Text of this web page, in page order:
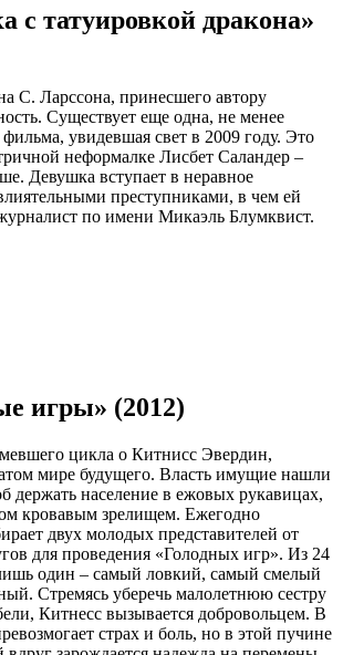
с татуировкой дракона»
С. Ларссона, принесшего автору
Существует еще одна, не менее
увидевшая свет в 2009 году. Это
неформалке Лисбет Саландер –
Девушка вступает в неравное
преступниками, в чем ей
по имени Микаэль Блумквист.
игры» (2012)
цикла о Китнисс Эвердин,
мире будущего. Власть имущие нашли
держать население в ежовых рукавицах,
кровавым зрелищем. Ежегодно
двух молодых представителей от
для проведения «Голодных игр». Из 24
один – самый ловкий, самый смелый
Стремясь уберечь малолетнюю сестру
Китнесс вызывается добровольцем. В
страх и боль, но в этой пучине